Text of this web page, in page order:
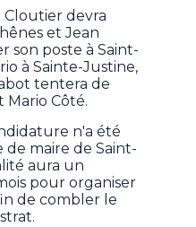
Cloutier devra
et Jean
son poste à Saint-
à Sainte-Justine,
tentera de
Côté.
n'a été
maire de Saint-
aura un
pour organiser
de combler le